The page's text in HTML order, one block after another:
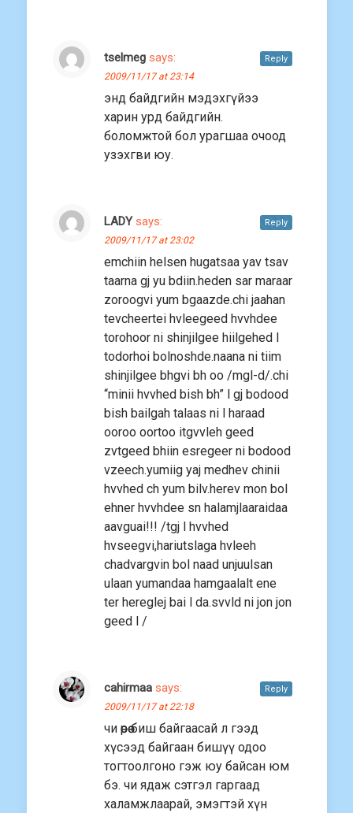
tselmeg says:
2009/11/17 at 23:14
энд байдгийн мэдэхгүйээ
харин урд байдгийн.
боломжтой бол урагшаа очоод
узэхгви юу.
Reply
LADY says:
2009/11/17 at 23:02
emchiin helsen hugatsaa yav tsav
taarna gj yu bdiin.heden sar maraar
zoroogvi yum bgaazde.chi jaahan
tevcheertei hvleegeed hvvhdee
torohoor ni shinjilgee hiilgehed l
todorhoi bolnoshde.naana ni tiim
shinjilgee bhgvi bh oo /mgl-d/.chi
“minii hvvhed bish bh” l gj bodood
bish bailgah talaas ni l haraad
ooroo oortoo itgvvleh geed
zvtgeed bhiin esregeer ni bodood
vzeech.yumiig yaj medhev chinii
hvvhed ch yum bilv.herev mon bol
ehner hvvhdee sn halamjlaaraidaa
aavguai!!! /tgj l hvvhed
hvseegvi,hariutslaga hvleeh
chadvargvin bol naad unjuulsan
ulaan yumandaa hamgaalalt ene
ter hereglej bai l da.svvld ni jon jon
geed l /
Reply
cahirmaa says:
2009/11/17 at 22:18
чи өөрөө биш байгаасай л гээд
хүсээд байгаан бишүү одоо
тогтоолгоно гэж юу байсан юм
бэ. чи ядаж сэтгэл гаргаад
халамжлаарай, эмэгтэй хүн
Reply